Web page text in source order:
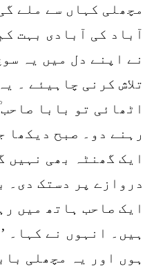
مچھلی کہاں سے ملے
آباد کی آبادی بہت
نے اپنے دل میں یہ
تلاش کرنی چاہیئے ۔
اٹھائی تو بابا
رہنے دو۔ صبح دیکھا
ایک گھنٹہ بھی نہیں
دروازے پر دستک دی۔
ایک صاحب ہاتھ میں
ہیں۔ انہوں نے کہا۔
ہوں اور یہ مچھلی